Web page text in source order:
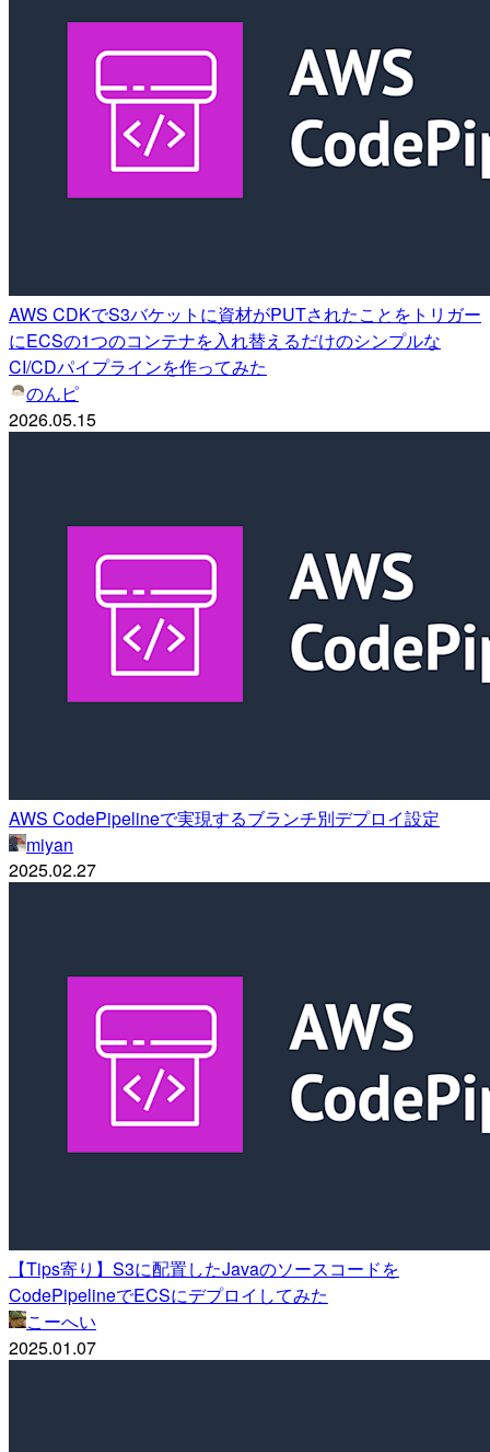
AWS CDKでS3バケットに資材がPUTされたことをトリガー
にECSの1つのコンテナを入れ替えるだけのシンプルな
CI/CDパイプラインを作ってみた
のんピ
2026.05.15
AWS CodePipelineで実現するブランチ別デプロイ設定
miyan
2025.02.27
【Tips寄り】S3に配置したJavaのソースコードを
CodePipelineでECSにデプロイしてみた
こーへい
2025.01.07